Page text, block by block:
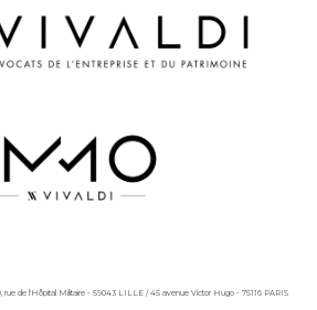
rue de l'Hôpital Militaire - 59043 LILLE / 45 avenue Victor Hugo - 75116 PARIS